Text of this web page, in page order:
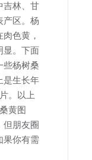
吉林、甘
产区。杨
色黄，
显。下面
些杨树桑
是生长年
。以上
黄图
但朋友圈
果你有需